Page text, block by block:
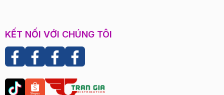
KẾT NỐI VỚI CHÚNG TÔI